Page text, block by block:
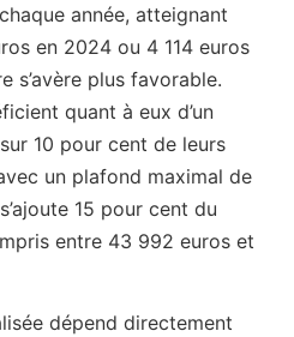
année, atteignant
en 2024 ou 4 114 euros
s’avère plus favorable.
quant à eux d’un
10 pour cent de leurs
un plafond maximal de
15 pour cent du
entre 43 992 euros et
dépend directement